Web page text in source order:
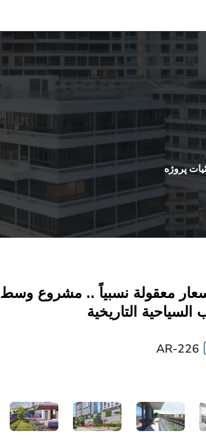
پروژه
معقولة نسبياً .. مشروع وسط
التاريخية